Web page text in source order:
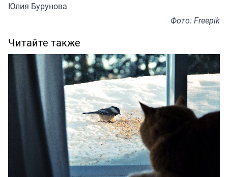
Юлия Бурунова
Фото: Freepik
Читайте также